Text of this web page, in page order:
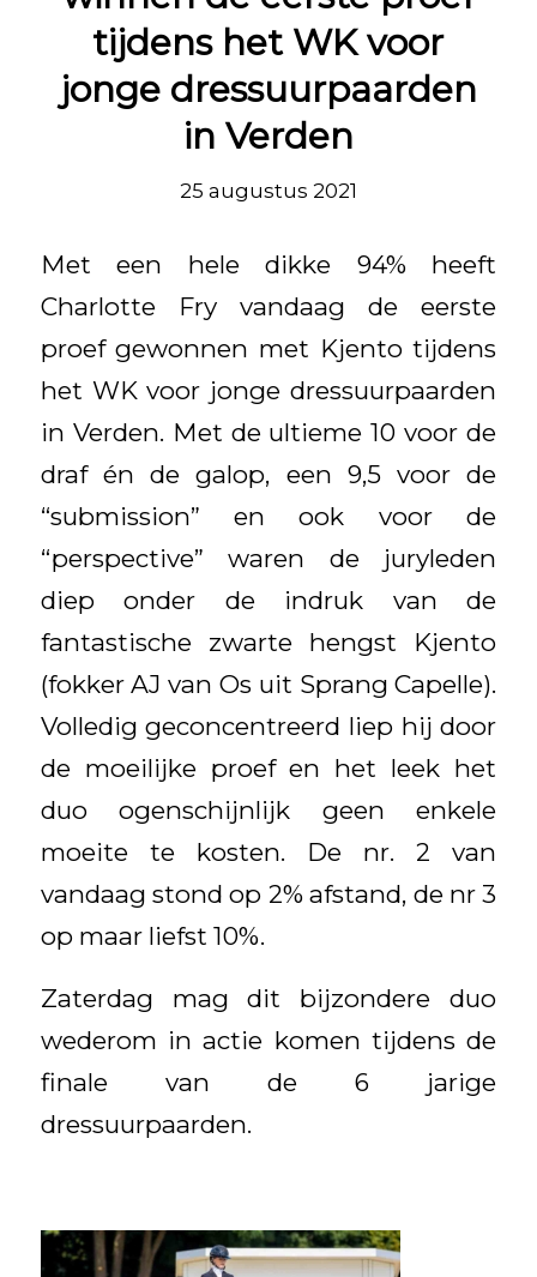
tijdens het WK voor
jonge dressuurpaarden
in Verden
25 augustus 2021
Met een hele dikke 94% heeft
Charlotte Fry vandaag de eerste
proef gewonnen met Kjento tijdens
het WK voor jonge dressuurpaarden
in Verden. Met de ultieme 10 voor de
draf én de galop, een 9,5 voor de
“submission” en ook voor de
“perspective” waren de juryleden
diep onder de indruk van de
fantastische zwarte hengst Kjento
(fokker AJ van Os uit Sprang Capelle).
Volledig geconcentreerd liep hij door
de moeilijke proef en het leek het
duo ogenschijnlijk geen enkele
moeite te kosten. De nr. 2 van
vandaag stond op 2% afstand, de nr 3
op maar liefst 10%.
Zaterdag mag dit bijzondere duo
wederom in actie komen tijdens de
finale van de 6 jarige
dressuurpaarden.